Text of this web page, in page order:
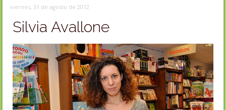
viernes, 31 de agosto de 2012
Silvia Avallone